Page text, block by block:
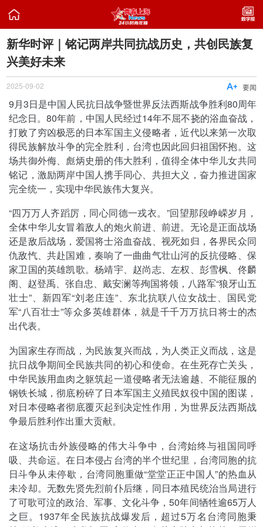

新华时评｜铭记两岸共同抗战历史，共创民族复
兴美好未来
2025-09-02 要闻

9月3日是中国人民抗日战争暨世界反法西斯战争胜利80周年
纪念日。80年前，中国人民经过14年不屈不挠的浴血奋战，
打败了穷凶极恶的日本军国主义侵略者，近代以来第一次取
得民族解放斗争的完全胜利，台湾也因此回归祖国怀抱。这
场共御外侮、彪炳史册的伟大胜利，值得全体中华儿女共同
铭记，激励两岸中国人携手同心、共担大义，奋力推进国家
完全统一，实现中华民族伟大复兴。
“四万万人齐蹈厉，同心同德一戎衣。”回望那段峥嵘岁月，
全体中华儿女冒着敌人的炮火前进、前进。无论是正面战场
还是敌后战场，爱国将士浴血奋战、视死如归，各界民众同
仇敌忾、共赴国难，奏响了一曲曲气壮山河的反抗侵略、保
家卫国的英雄凯歌。杨靖宇、赵尚志、左权、彭雪枫、佟麟
阁、赵登禹、张自忠、戴安澜等殉国将领，八路军“狼牙山五
壮士”、新四军“刘老庄连”、东北抗联八位女战士、国民党
军“八百壮士”等众多英雄群体，就是千千万万抗日将士的杰
出代表。
为国家生存而战，为民族复兴而战，为人类正义而战，这是
抗日战争期间全民族共同的初心和使命。在生死存亡关头，
中华民族用血肉之躯筑起一道侵略者无法逾越、不能征服的
钢铁长城，彻底粉碎了日本军国主义殖民奴役中国的图谋，
对日本侵略者彻底覆灭起到决定性作用，为世界反法西斯战
争最后胜利作出重大贡献。
在这场抗击外族侵略的伟大斗争中，台湾始终与祖国同呼
吸、共命运。在日本侵占台湾的半个世纪里，台湾同胞的抗
日斗争从未停歇，台湾同胞重做“堂堂正正中国人”的热血从
未冷却。无数先贤先烈前仆后继，同日本殖民统治当局进行
了可歌可泣的政治、军事、文化斗争，50年间牺牲逾65万人
之巨。1937年全民族抗战爆发后，超过5万名台湾同胞秉